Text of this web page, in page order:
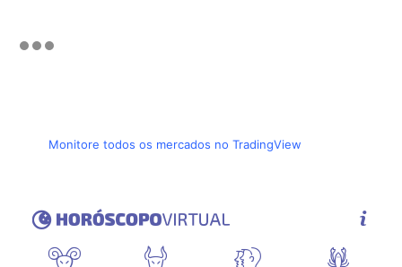
Monitore todos os mercados no TradingView